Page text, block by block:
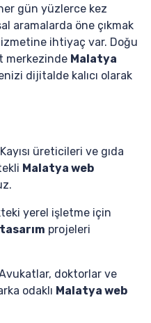
gün yüzlerce kez
aramalarda öne çıkmak
ihtiyaç var. Doğu
merkezinde Malatya
dijitalde kalıcı olarak
Kayısı üreticileri ve gıda
Malatya web
yerel işletme için
projeleri
doktorlar ve
odaklı Malatya web